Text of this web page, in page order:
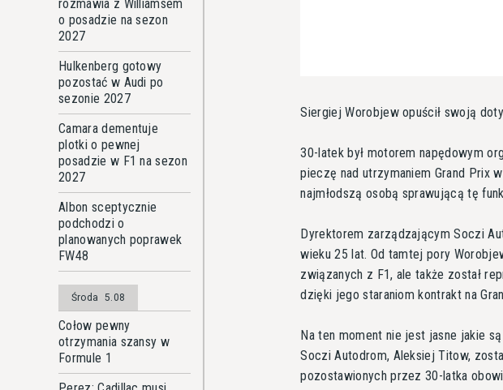
rozmawia z Williamsem
o posadzie na sezon
2027
Hulkenberg gotowy
pozostać w Audi po
sezonie 2027
Camara dementuje
plotki o pewnej
posadzie w F1 na sezon
2027
Albon sceptycznie
podchodzi o
planowanych poprawek
FW48
Środa 5.08
Cołow pewny
otrzymania szansy w
Formule 1
Siergiej Worobjew opuścił swoją
30-latek był motorem napędowym
pieczę nad utrzymaniem Grand Prix
najmłodszą osobą sprawującą tę
Dyrektorem zarządzającym Soczi
wieku 25 lat. Od tamtej pory
związanych z F1, ale także został
dzięki jego staraniom kontrakt na
Na ten moment nie jest jasne jakie
Soczi Autodrom, Aleksiej Titow,
pozostawionych przez 30-latka